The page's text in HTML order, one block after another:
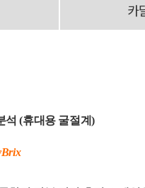
카
석 (휴대용 굴절계)